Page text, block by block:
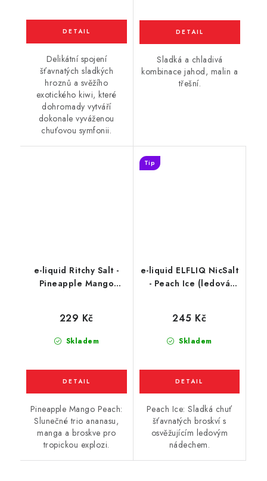
Delikátní spojení
šťavnatých sladkých
hroznů a svěžího
exotického kiwi, které
dohromady vytváří
dokonale vyváženou
chuťovou symfonii.
Sladká a chladivá
kombinace jahod, malin a
třešní.
e-liquid Ritchy Salt -
Pineapple Mango
Skladem
229 Kč
Pineapple Mango Peach:
Slunečné trio ananasu,
manga a broskve pro
tropickou explozi.
e-liquid ELFLIQ NicSalt
- Peach Ice (ledová
Tip
Skladem
245 Kč
Peach Ice: Sladká chuť
šťavnatých broskví s
osvěžujícím ledovým
nádechem.